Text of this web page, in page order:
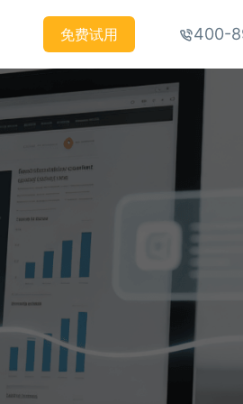
免费试用 400-